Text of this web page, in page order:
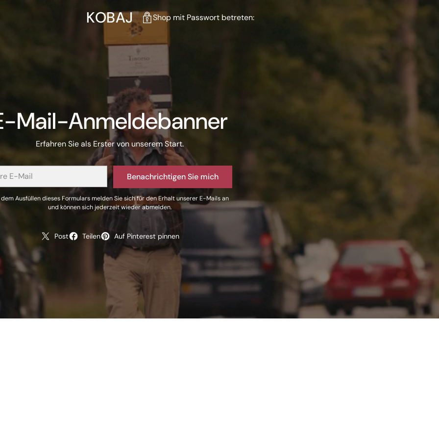
KOBAJ Shop mit Passwort betreten:
Mail-Anmeldebanner
Erfahren Sie als Erster von unserem Start.
Benachrichtigen Sie mich
Ausfüllen dieses Formulars melden Sie sich für den Erhalt unserer E-Mails an
und können sich jederzeit wieder abmelden.
Post Teilen Auf Pinterest pinnen